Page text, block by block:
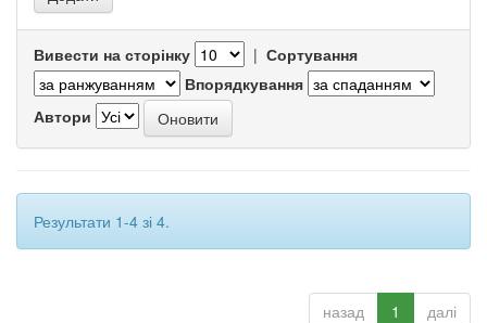
Вивести на сторінку | Сортування
Впорядкування
Автори
Результати 1-4 зі 4.
назад 1 далі